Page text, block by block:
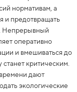
нормативам, а
и предотвращать
Непрерывный
оперативно
и вмешиваться до
критическим.
дают
экологические